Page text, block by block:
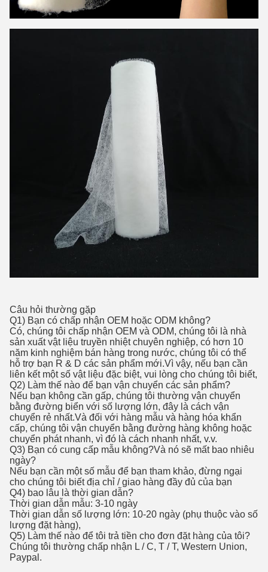
Câu hỏi thường gặp
Q1) Bạn có chấp nhận OEM hoặc ODM không?
Có, chúng tôi chấp nhận OEM và ODM, chúng tôi là nhà
sản xuất vật liệu truyền nhiệt chuyên nghiệp, có hơn 10
năm kinh nghiệm bán hàng trong nước, chúng tôi có thể
hỗ trợ bạn R & D các sản phẩm mới.Vì vậy, nếu bạn cần
liên kết một số vật liệu đặc biệt, vui lòng cho chúng tôi biết,
Q2) Làm thế nào để bạn vận chuyển các sản phẩm?
Nếu bạn không cần gấp, chúng tôi thường vận chuyển
bằng đường biển với số lượng lớn, đây là cách vận
chuyển rẻ nhất.Và đối với hàng mẫu và hàng hóa khẩn
cấp, chúng tôi vận chuyển bằng đường hàng không hoặc
chuyển phát nhanh, vì đó là cách nhanh nhất, v.v.
Q3) Bạn có cung cấp mẫu không?Và nó sẽ mất bao nhiêu
ngày?
Nếu bạn cần một số mẫu để bạn tham khảo, đừng ngại
cho chúng tôi biết địa chỉ / giao hàng đầy đủ của bạn
Q4) bao lâu là thời gian dẫn?
Thời gian dẫn mẫu: 3-10 ngày
Thời gian dẫn số lượng lớn: 10-20 ngày (phụ thuộc vào số
lượng đặt hàng),
Q5) Làm thế nào để tôi trả tiền cho đơn đặt hàng của tôi?
Chúng tôi thường chấp nhận L / C, T / T, Western Union,
Paypal.